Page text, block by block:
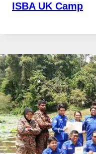
ISBA UK Camp